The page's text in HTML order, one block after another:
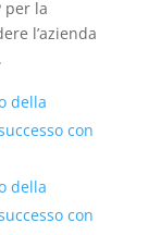
per la
l’azienda
della
con
della
con